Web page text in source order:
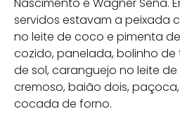
servidos estavam a peixada
no leite de coco e pimenta
cozido, panelada, bolinho
de sol, caranguejo no leite
cremoso, baião dois,
cocada de forno.